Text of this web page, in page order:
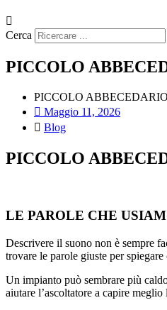
Cerca
PICCOLO
PICCOLO
Maggio 11, 2026
Blog
PICCOLO
LE PAROLE CHE
Descrivere il suono non è sempre
trovare le parole giuste per spiegare
Un impianto può sembrare più
aiutare l’ascoltatore a capire